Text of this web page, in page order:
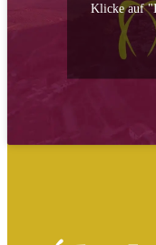
Klicke auf